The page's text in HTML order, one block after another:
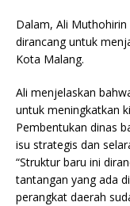
Dalam, Ali
dirancang untuk
Kota Malang.
Ali menjelaskan
untuk meningkatkan
Pembentukan dinas
isu strategis dan
“Struktur baru ini
tantangan yang ada
perangkat daerah